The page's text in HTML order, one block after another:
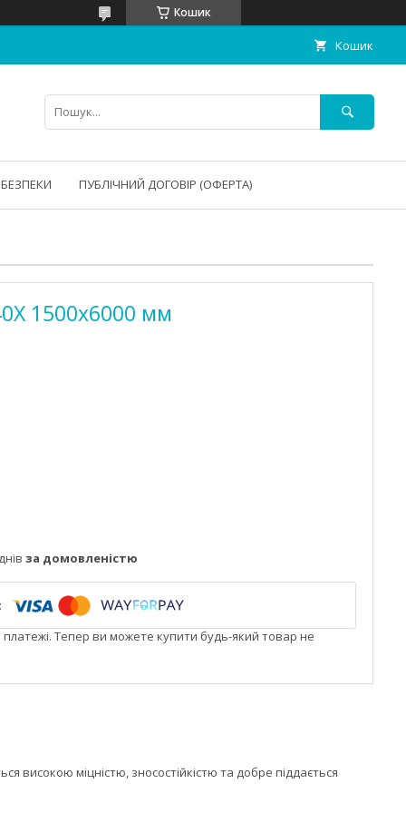
Кошик
Кошик
ПУБЛІЧНИЙ ДОГОВІР (ОФЕРТА)
1500х6000 мм
за домовленістю
платежі. Тепер ви можете купити будь-який товар не
високою міцністю, зносостійкістю та добре піддається